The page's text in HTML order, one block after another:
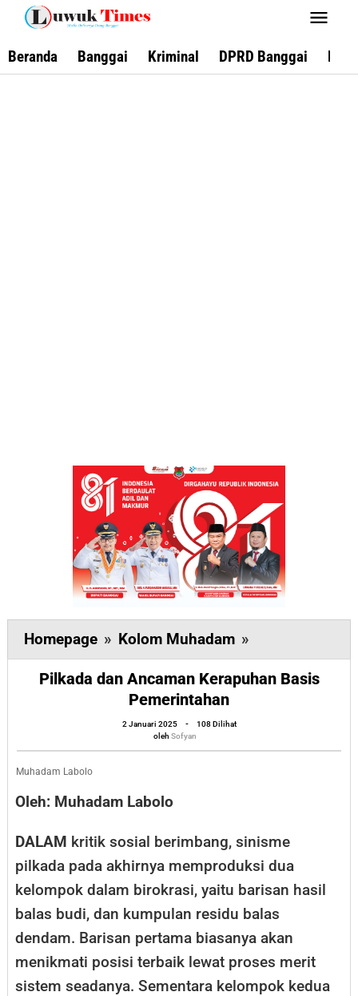
Lewati
konten
Beranda Banggai Kriminal DPRD Banggai
Homepage » Kolom Muhadam »
dan
Ancaman
Pemerintahan
Pilkada dan Ancaman Kerapuhan Basis
Pemerintahan
2 Januari 2025
oleh
Sofyan
-
108 Dilihat
oleh Sofyan
Muhadam Labolo
Oleh: Muhadam Labolo
DALAM kritik sosial berimbang, sinisme
pilkada pada akhirnya memproduksi dua
kelompok dalam birokrasi, yaitu barisan hasil
balas budi, dan kumpulan residu balas
dendam. Barisan pertama biasanya akan
menikmati posisi terbaik lewat proses merit
sistem seadanya. Sementara kelompok kedua